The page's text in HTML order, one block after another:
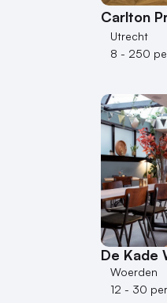
Carlton
Utrecht
8 - 250
De Kade
Woerden
12 - 30